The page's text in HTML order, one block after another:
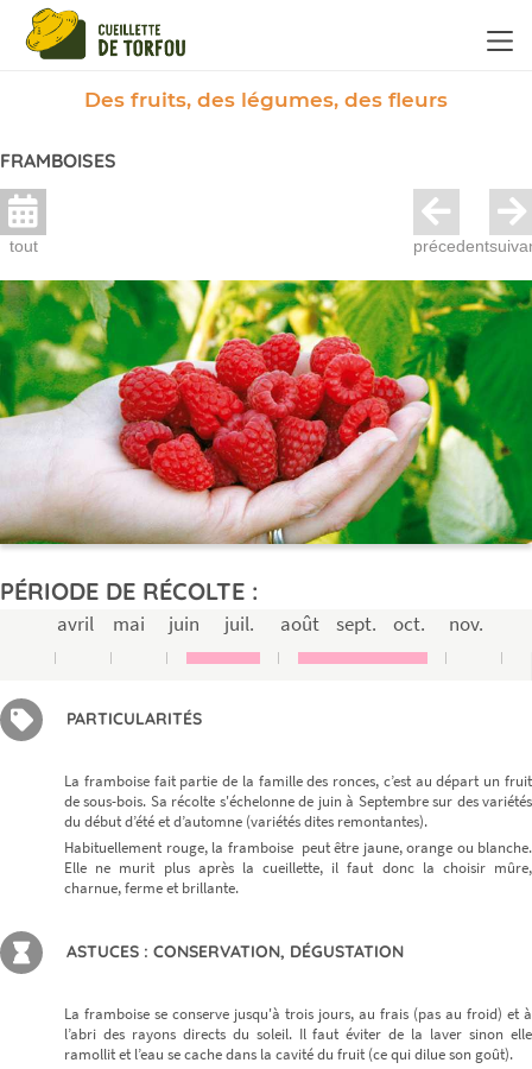
Des fruits, des légumes, des fleurs
FRAMBOISES
tout précedent
PÉRIODE DE RÉCOLTE :
avril mai juin juil. août sept. oct. nov.
PARTICULARITÉS
La framboise fait partie de la famille des ronces, c’est au départ un fruit
de sous-bois. Sa récolte s'échelonne de juin à Septembre sur des variétés
du début d’été et d’automne (variétés dites remontantes).
Habituellement rouge, la framboise peut être jaune, orange ou blanche.
Elle ne murit plus après la cueillette, il faut donc la choisir mûre,
charnue, ferme et brillante.
ASTUCES : CONSERVATION, DÉGUSTATION
La framboise se conserve jusqu'à trois jours, au frais (pas au froid) et à
l’abri des rayons directs du soleil. Il faut éviter de la laver sinon elle
ramollit et l’eau se cache dans la cavité du fruit (ce qui dilue son goût).
Panneau de gestion des cookies